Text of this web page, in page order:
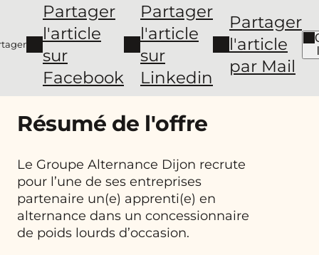
Partager
l'article
sur
Facebook
Partager
l'article
sur
Linkedin
Partager
l'article
par Mail
Résumé de l'offre
Le Groupe Alternance Dijon recrute
pour l’une de ses entreprises
partenaire un(e) apprenti(e) en
alternance dans un concessionnaire
de poids lourds d’occasion.